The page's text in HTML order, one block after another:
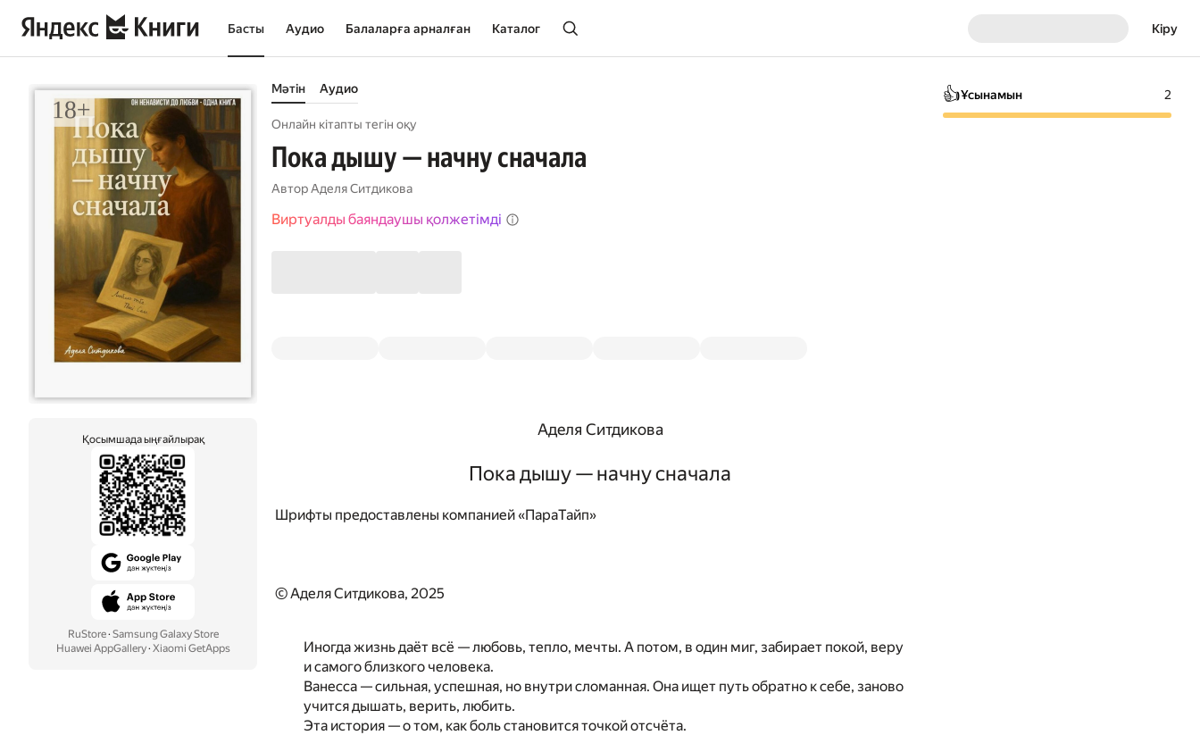
Басты Аудио Балаларға арналған Каталог Кіру
Қосымшада ыңғайлырақ
RuStore· Samsung Galaxy Store
Huawei AppGallery· Xiaomi GetApps
Мәтін Аудио
Онлайн кітапты тегін оқу
Пока дышу — начну сначала
АвторАделя Ситдикова
Виртуалды баяндаушы қолжетімді
Аделя Ситдикова
Пока дышу — начну сначала
Шрифты предоставлены компанией «ПараТайп»
© Аделя Ситдикова, 2025
Иногда жизнь даёт всё — любовь, тепло, мечты. А потом, в один миг, забирает покой, веру
и самого близкого человека.
Ванесса — сильная, успешная, но внутри сломанная. Она ищет путь обратно к себе, заново
учится дышать, верить, любить.
Эта история — о том, как боль становится точкой отсчёта.
👍Ұсынамын 2